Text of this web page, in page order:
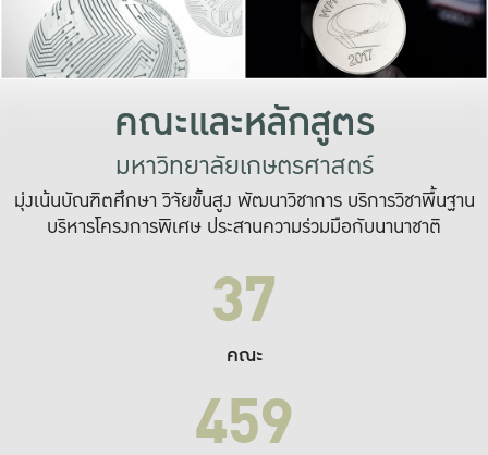
เปลี่ยนแปลง แล
เพื่อทำง
ระบบสารสนเทศ
คณะและหลักสูตร
มหาวิทยาลัยเกษตรศาสตร์
มุ่งเน้นบัณฑิตศึกษา วิจัยขั้นสูง พัฒนาวิชาการ บริการวิชาพื้นฐาน
บริหารโครงการพิเศษ ประสานความร่วมมือกับนานาชาติ
37
คณะ
459